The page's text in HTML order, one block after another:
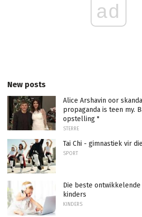
ad
New posts
Alice Arshavin oor
propaganda is teen my.
opstelling "
STERRE
Tai Chi - gimnastiek vir
SPORT
Die beste
kinders
KINDERS